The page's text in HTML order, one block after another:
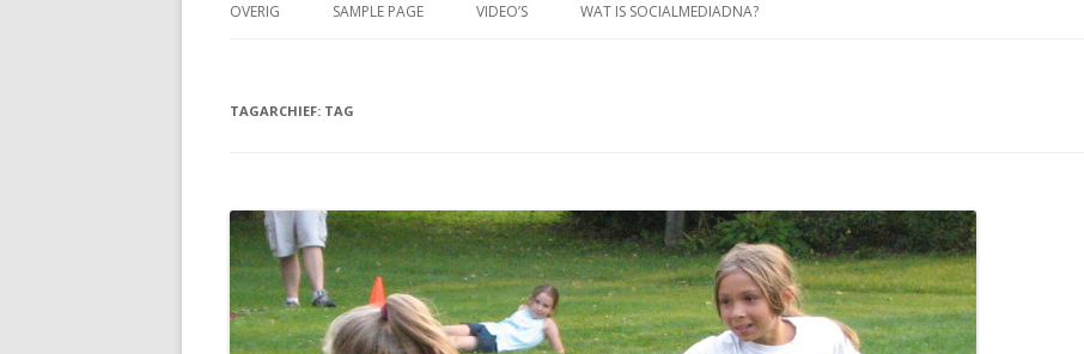
OVERIG SAMPLE PAGE VIDEO’S WAT IS SOCIALMEDIADNA?
TAGARCHIEF: TAG